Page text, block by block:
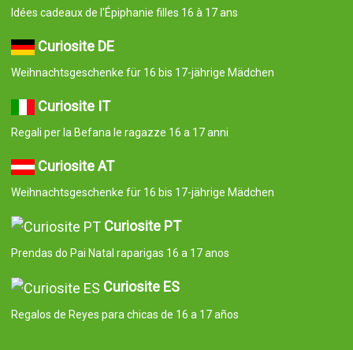
Idées cadeaux de l'Épiphanie filles 16 à 17 ans
Curiosite DE
Weihnachtsgeschenke für 16 bis 17-jährige Mädchen
Curiosite IT
Regali per la Befana le ragazze 16 a 17 anni
Curiosite AT
Weihnachtsgeschenke für 16 bis 17-jährige Mädchen
Curiosite PT
Prendas do Pai Natal raparigas 16 a 17 anos
Curiosite ES
Regalos de Reyes para chicas de 16 a 17 años